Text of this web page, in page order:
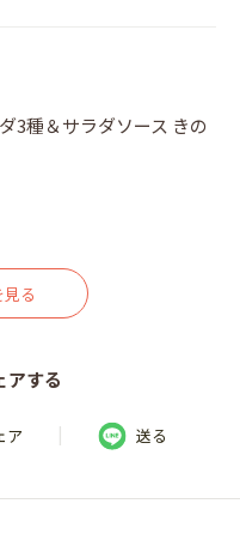
3種＆サラダソース きの
る
アする
ア | 送る